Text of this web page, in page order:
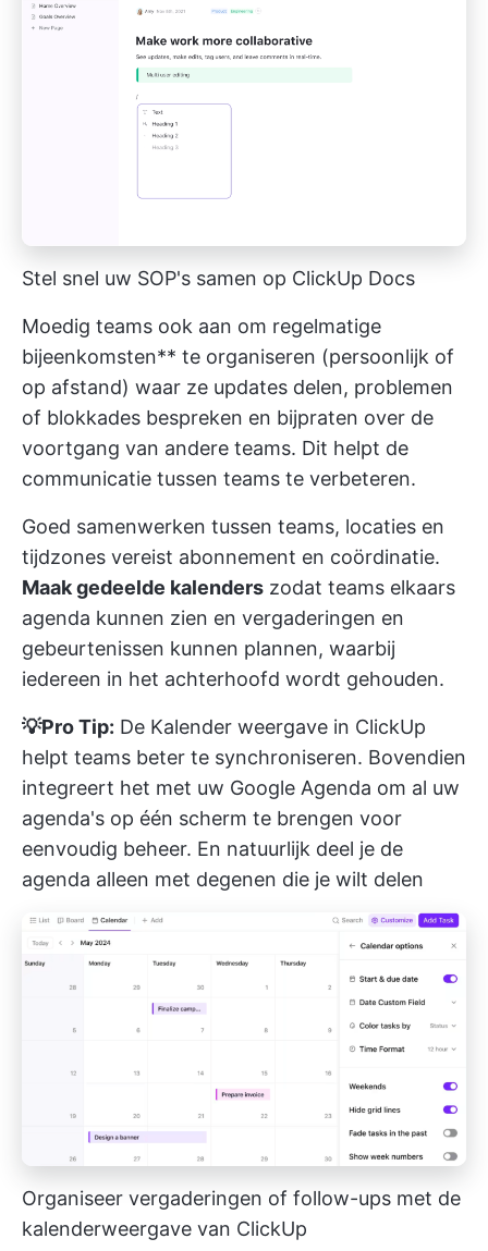
Stel snel uw SOP's samen op ClickUp Docs
Moedig teams ook aan om regelmatige
bijeenkomsten** te organiseren (persoonlijk of
op afstand) waar ze updates delen, problemen
of blokkades bespreken en bijpraten over de
voortgang van andere teams. Dit helpt de
communicatie tussen teams te verbeteren.
Goed samenwerken tussen teams, locaties en
tijdzones vereist abonnement en coördinatie.
Maak gedeelde kalenders zodat teams elkaars
agenda kunnen zien en vergaderingen en
gebeurtenissen kunnen plannen, waarbij
iedereen in het achterhoofd wordt gehouden.
💡Pro Tip: De Kalender weergave in ClickUp
helpt teams beter te synchroniseren. Bovendien
integreert het met uw Google Agenda om al uw
agenda's op één scherm te brengen voor
eenvoudig beheer. En natuurlijk deel je de
agenda alleen met degenen die je wilt delen
Organiseer vergaderingen of follow-ups met de
kalenderweergave van ClickUp